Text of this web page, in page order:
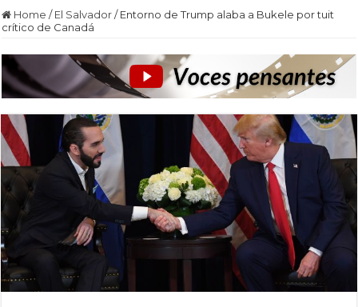
Home / El Salvador / Entorno de Trump alaba a Bukele por tuit
crítico de Canadá